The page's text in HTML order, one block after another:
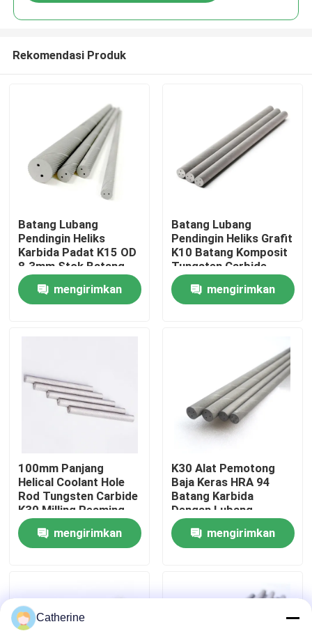
Rumah
Produk
Kontrol kualitas
Berita
Permintaan Penawaran
Batang Karbida Dengan Talang
Rekomendasi Produk
Batang Lubang
Pendingin Heliks
Karbida Padat K15 OD
8.3mm Stok Batang
Tungsten
mengirimkan
Batang Lubang
Pendingin Heliks Grafit
K10 Batang Komposit
Tungsten Carbide
mengirimkan
100mm Panjang
Helical Coolant Hole
Rod Tungsten Carbide
K30 Milling Reaming
mengirimkan
K30 Alat Pemotong
Baja Keras HRA 94
Batang Karbida
Dengan Lubang
Pendingin Heliks
mengirimkan
Catherine